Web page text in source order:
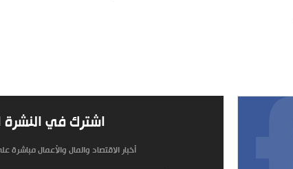
اشترك في النشرة
أخبار الاقتصاد والمال والأعمال مباشرة